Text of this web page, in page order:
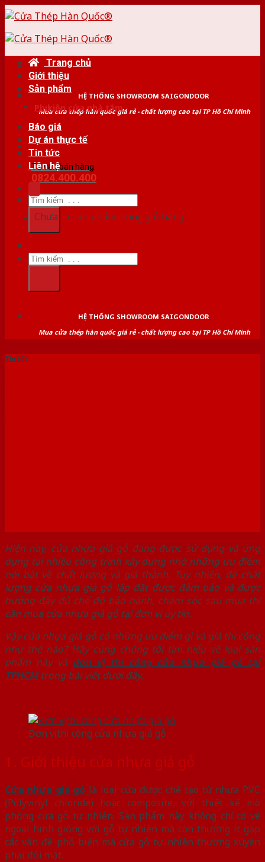
Skip
content
HỆ THỐNG SHOWROOM SAIGONDOOR
Mua cửa thép hàn quốc giá rẻ - chất lượng cao tại TP Hồ Chí Minh
Tư vấn bán hàng
0824.400.400
Tìm
kiếm:
Trang chủ
Giới thiệu
Sản phẩm
Phụ kiện cửa nhà tắm
Báo giá
Dự án thực tế
Tin tức
Liên hệ
Chưa có sản phẩm trong giỏ hàng.
Tìm
kiếm:
HỆ THỐNG SHOWROOM SAIGONDOOR
Mua cửa thép hàn quốc giá rẻ - chất lượng cao tại TP Hồ Chí Minh
Tin tức
Hiện nay, cửa nhựa giả gỗ đang được sử dụng và ứng
dụng tại nhiều công trình xây dựng nhờ những ưu điểm
nổi bật về chất lượng và giá thành. Tuy nhiên, để chất
lượng cửa nhựa giả gỗ lắp đặt được đảm bảo và được
hưởng đầy đủ chế độ bảo hành, chăm sóc sau mua thì
cần mua cửa nhựa giả gỗ tại đơn vị uy tín.
Vậy cửa nhựa giả gỗ có những ưu điểm gì và giá thi công
như thế nào? Hãy cùng chúng tôi tìm hiểu về loại sản
phẩm này và đơn vị thi công cửa nhựa giả gỗ tại
TPHCMtrong bài viết dưới đây.
Đơn vị thi công cửa nhựa giả gỗ
1. Giới thiệu cửa nhựa giả gỗ
Cửa nhựa giả gỗ là loại cửa được chế tạo từ nhựa PVC
(Polyvinyl chloride) hoặc composite, với thiết kế mô
phỏng cửa gỗ tự nhiên. Sản phẩm này không chỉ có vẻ
ngoại hình giống với gỗ tự nhiên mà còn thường ít gặp
các vấn đề phổ biến mà cửa gỗ tự nhiên thường xuyên
phải đối mặt.